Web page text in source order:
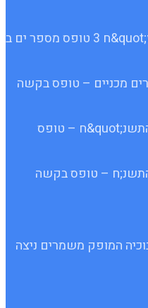
: בקשה לפטור מחובת התקנת מז;quot&ח 3 טופס מספר ים ב
מכניים – טופס בקשה
) 1998 ( לפי חוק חופש המידע התשנ;quot&ח – טופס
התשנ;ח – טופס בקשה
המופק משמרים ניצה